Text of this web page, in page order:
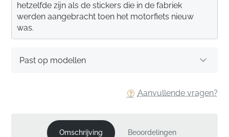
Aanvullende vragen?
Past op modellen
hetzelfde zijn als de stickers die in de fabriek
werden aangebracht toen het motorfiets nieuw
was.
Omschrijving Beoordelingen